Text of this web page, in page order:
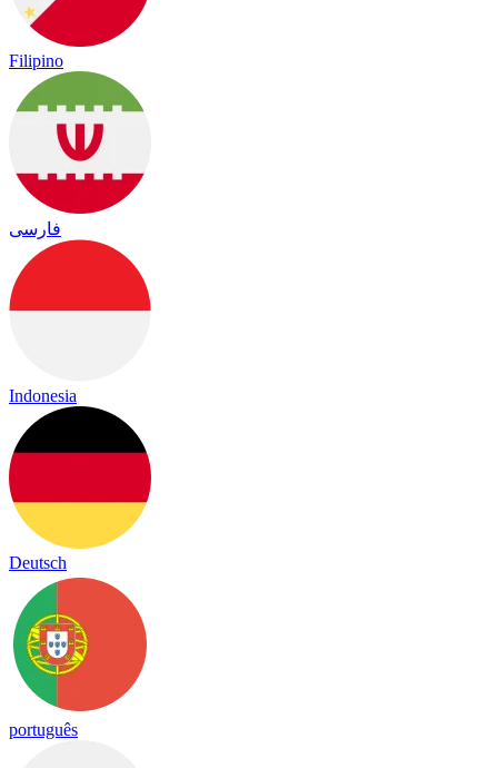
Filipino
فارسی
Indonesia
Deutsch
português